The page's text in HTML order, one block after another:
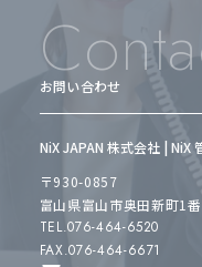
お問い合わせ
NiX JAPAN 株式会社 | NiX
〒930-0857
富山県富山市奥田新町1
TEL.076-464-6520
FAX.076-464-6671